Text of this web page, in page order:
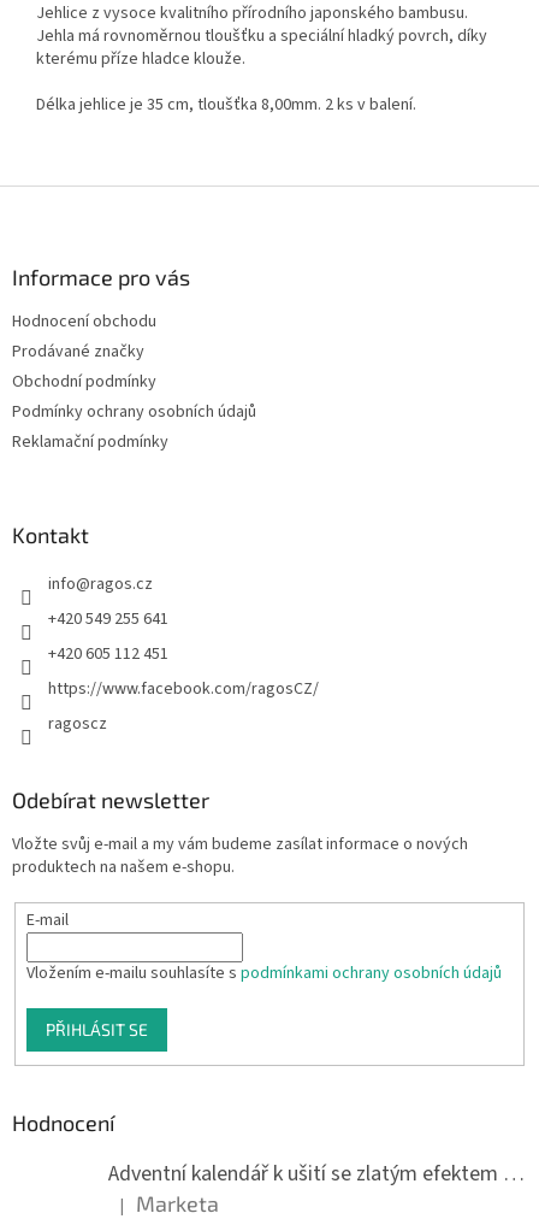
Jehlice z vysoce kvalitního přírodního japonského bambusu.
Jehla má rovnoměrnou tloušťku a speciální hladký povrch, díky
kterému příze hladce klouže.
Délka jehlice je 35 cm, tloušťka 8,00mm. 2 ks v balení.
Informace pro vás
Hodnocení obchodu
Prodávané značky
Obchodní podmínky
Podmínky ochrany osobních údajů
Reklamační podmínky
Kontakt
info@ragos.cz
+420 549 255 641
+420 605 112 451
https://www.facebook.com/ragosCZ/
ragoscz
Odebírat newsletter
Vložte svůj e-mail a my vám budeme zasílat informace o nových
produktech na našem e-shopu.
E-mail
Vložením e-mailu souhlasíte s podmínkami ochrany osobních údajů
PŘIHLÁSIT SE
Hodnocení
Adventní kalendář k ušití se zlatým efektem 042Q
Hodnocení produktu je 5 z 5 hvězdiček.
| Marketa